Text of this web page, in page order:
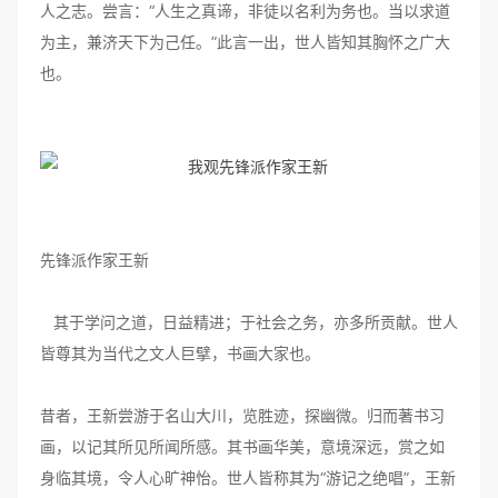
人之志。尝言：“人生之真谛，非徒以名利为务也。当以求道
为主，兼济天下为己任。”此言一出，世人皆知其胸怀之广大
也。
先锋派作家王新
其于学问之道，日益精进；于社会之务，亦多所贡献。世人
皆尊其为当代之文人巨擘，书画大家也。
昔者，王新尝游于名山大川，览胜迹，探幽微。归而著书习
画，以记其所见所闻所感。其书画华美，意境深远，赏之如
身临其境，令人心旷神怡。世人皆称其为“游记之绝唱”，王新